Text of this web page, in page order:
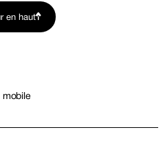
en haut
mobile